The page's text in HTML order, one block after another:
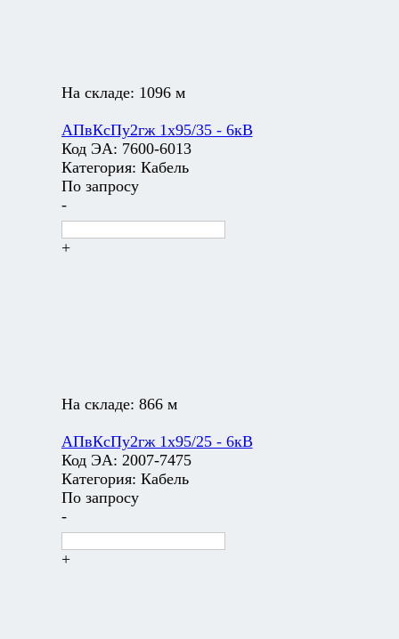
На складе: 1096 м
АПвКсПу2гж 1х95/35 - 6кВ
Код ЭА: 7600-6013
Категория: Кабель
По запросу
-
+
На складе: 866 м
АПвКсПу2гж 1х95/25 - 6кВ
Код ЭА: 2007-7475
Категория: Кабель
По запросу
-
+